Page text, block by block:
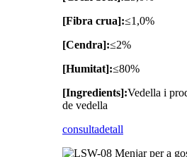
[Fibra crua]:≤1,0%
[Cendra]:≤2%
[Humitat]:≤80%
[Ingredients]:Vedella i
de vedella
consultadetall